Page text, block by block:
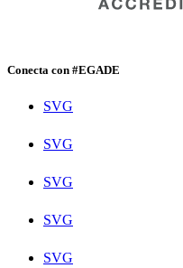
Conecta con #EGADE
SVG
SVG
SVG
SVG
SVG